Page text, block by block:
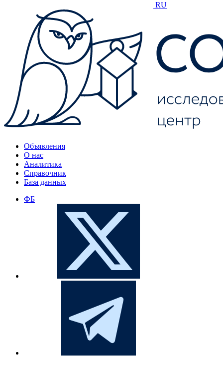
RU
Объявления
О нас
Аналитика
Справочник
База данных
ФБ